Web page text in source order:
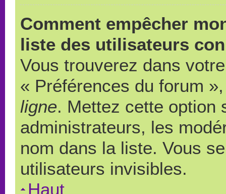
Comment empêcher
liste des utilisateurs
Vous trouverez dans
« Préférences du forum
ligne. Mettez cette option
administrateurs, les
nom dans la liste. Vous
utilisateurs invisibles.
Haut